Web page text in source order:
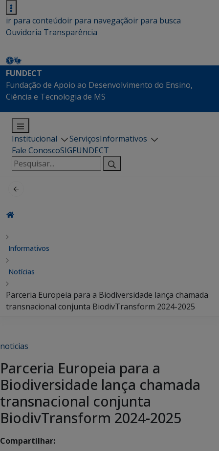
ir para conteúdoir para navegaçãoir para busca
Ouvidoria Transparência
FUNDECT
Fundação de Apoio ao Desenvolvimento do Ensino,
Ciência e Tecnologia de MS
Institucional ServiçosInformativos
Fale ConoscoSIGFUNDECT
Pesquisar
por:
Informativos
Notícias
Parceria Europeia para a Biodiversidade lança chamada
transnacional conjunta BiodivTransform 2024-2025
noticias
Parceria Europeia para a
Biodiversidade lança chamada
transnacional conjunta
BiodivTransform 2024-2025
Compartilhar: